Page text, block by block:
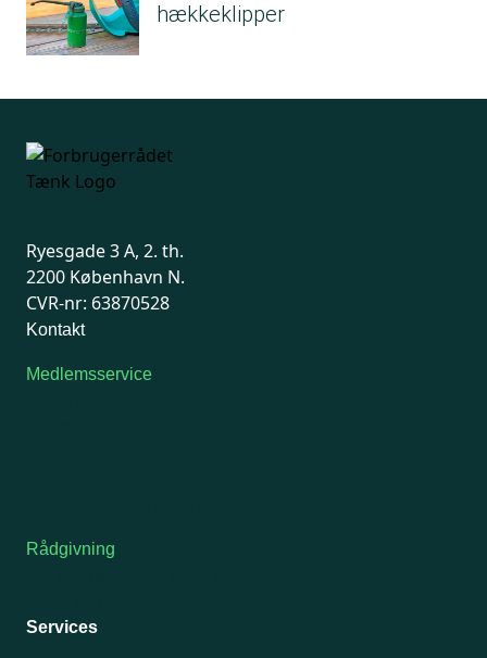
hækkeklipper
Ryesgade 3 A, 2. th.
2200 København N.
CVR-nr: 63870528
Kontakt
Medlemsservice
Rådgivning
Services